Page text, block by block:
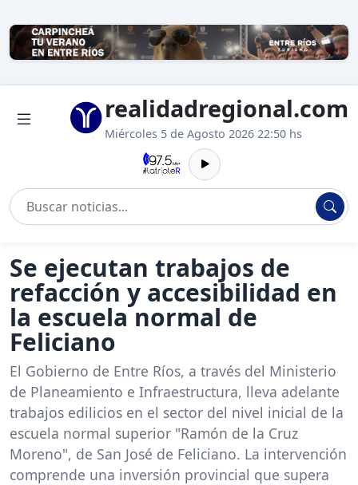
realidadregional.com
Miércoles 5 de Agosto 2026 22:50 hs
Se ejecutan trabajos de
refacción y accesibilidad en
la escuela normal de
Feliciano
El Gobierno de Entre Ríos, a través del Ministerio
de Planeamiento e Infraestructura, lleva adelante
trabajos edilicios en el sector del nivel inicial de la
escuela normal superior "Ramón de la Cruz
Moreno", de San José de Feliciano. La intervención
comprende una inversión provincial que supera